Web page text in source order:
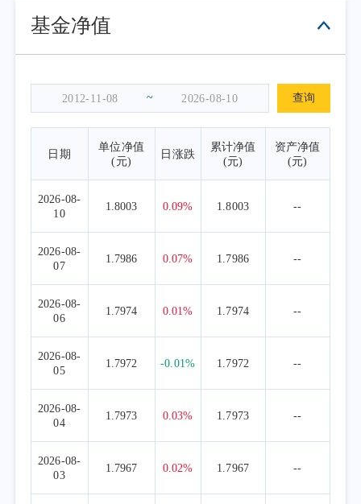
基金净值
~ 查询
日期
单位净值
(元)
日涨跌
累计净值
(元)
资产净值
(元)
2026-08-
10
1.8003 0.09% 1.8003 --
2026-08-
07
1.7986 0.07% 1.7986 --
2026-08-
06
1.7974 0.01% 1.7974 --
2026-08-
05
1.7972 -0.01% 1.7972 --
2026-08-
04
1.7973 0.03% 1.7973 --
2026-08-
03
1.7967 0.02% 1.7967 --